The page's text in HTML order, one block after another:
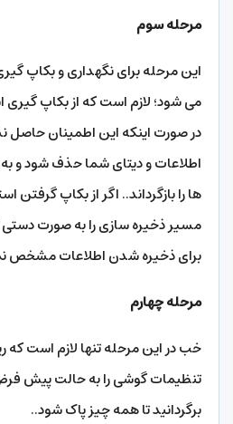
مرحله سوم
این مرحله برای نگهداری و بکاپ
می شود؛ لازم است که از بکاپ
در صورت اینکه این اطمینان
اطلاعات و دیتای شما حذف شود و
ها را بازگرداند.. اگر از بکاپ
مسیر ذخیره سازی را به صورت
برای ذخیره شدن اطلاعات مشخص
مرحله چهارم
خب در این مرحله تنها لازم است
تنظیمات گوشی را به حالت پیش
برگردانید تا همه چیز پاک شود..